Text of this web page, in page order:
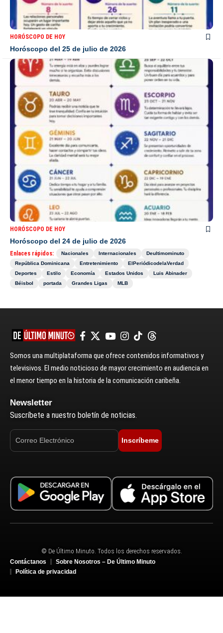
HORÓSCOPO DE HOY
Horóscopo del 25 de julio de 2026
HORÓSCOPO DE HOY
Horóscopo del 24 de julio de 2026
Enlaces rápidos: Nacionales Internacionales
Deultimominuto
República Dominicana
Entretenimiento
ElPeriódicodelaVerdad
Deportes
Estilo Economía Estados Unidos
Luis Abinader
Béisbol
portada Grandes Ligas MLB
Somos una multiplataforma que ofrece contenidos informativos y
televisivos. El medio noticioso de mayor crecimiento en audiencia en
el menor tiempo en la historia de la comunicación caribeña.
Newsletter
Suscríbete a nuestro boletín de noticias.
Inscríbeme
© De Último Minuto. Todos los derechos reservados.
Contáctanos
Sobre Nosotros – De Último Minuto
Política de privacidad